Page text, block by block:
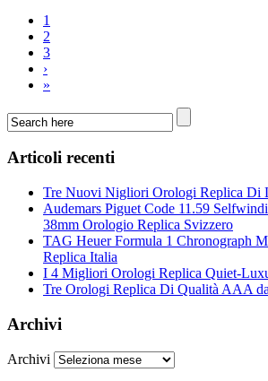
1
2
3
›
»
Articoli recenti
Tre Nuovi Nigliori Orologi Replica Di
Audemars Piguet Code 11.59
38mm Orologio Replica Svizzero
TAG Heuer Formula 1 Chronograph
Replica Italia
I 4 Migliori Orologi Replica Quiet-
Tre Orologi Replica Di Qualità AAA
Archivi
Archivi